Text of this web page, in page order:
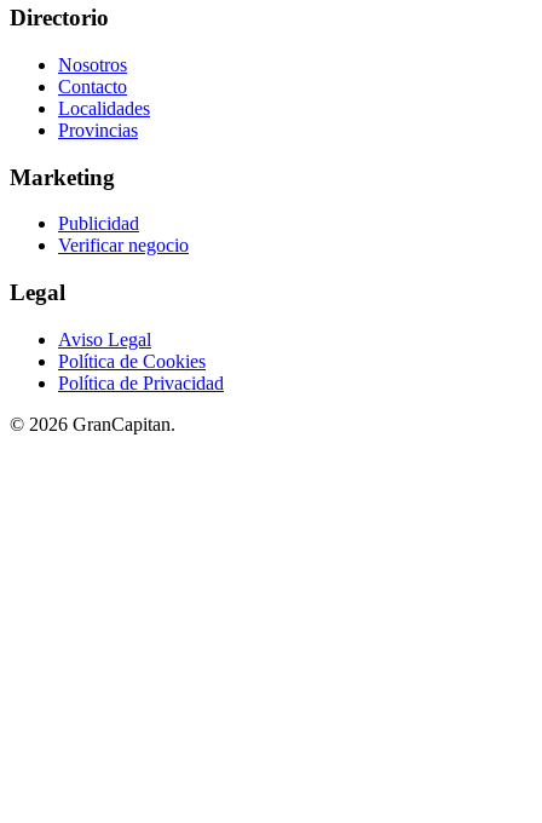
Directorio
Nosotros
Contacto
Localidades
Provincias
Marketing
Publicidad
Verificar negocio
Legal
Aviso Legal
Política de Cookies
Política de Privacidad
© 2026 GranCapitan.